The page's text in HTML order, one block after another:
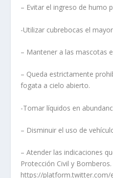
– Evitar el ingreso de humo
-Utilizar cubrebocas el
– Mantener a las mascotas
– Queda estrictamente
fogata a cielo abierto.
-Tomar líquidos en
– Disminuir el uso de
– Atender las indicaciones
Protección Civil y Bomberos.
https://platform.twitter.com/